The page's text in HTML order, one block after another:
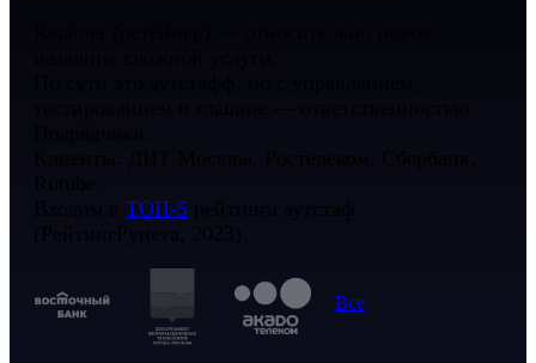
ТОП-5
Все